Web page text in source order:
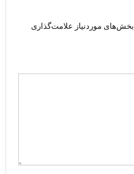
بخش‌های موردنیاز علامت‌گذاری